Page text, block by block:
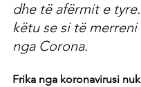
dhe të afërmit e
këtu se si të
nga Corona.
Frika nga koronavirusi